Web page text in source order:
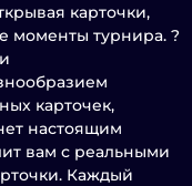
карточки,
моменты турнира. ?
карточек,
настоящим
вам с реальными
Каждый